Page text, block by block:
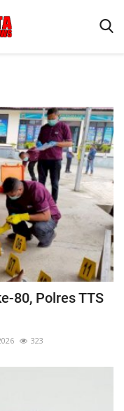
80, Polres TTS
323